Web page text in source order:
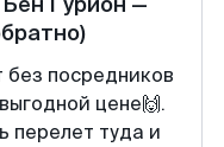
посредников
цене🙌.
перелет туда и